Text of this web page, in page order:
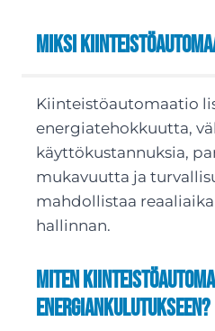
Miksi
Kiinteistöautomaatio
energiatehokkuutta,
käyttökustannuksia,
mukavuutta ja
mahdollistaa
hallinnan.
Miten
energiankulutukseen?